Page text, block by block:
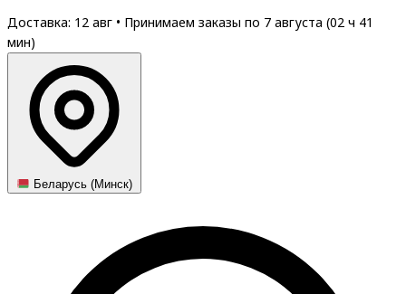
Доставка: 12 авг • Принимаем заказы по 7 августа (02 ч 41
мин)
Беларусь (Минск)